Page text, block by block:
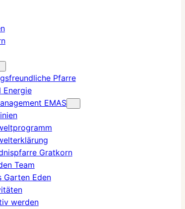
Pfarre
Energie
EMAS
Gratkorn
Team
Garten Eden
werden